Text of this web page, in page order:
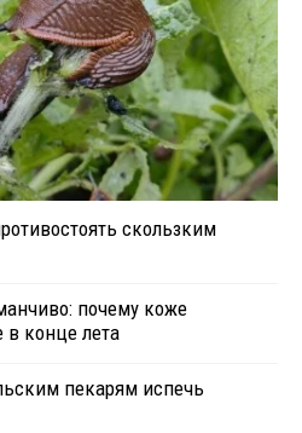
скользким
почему коже
в конце лета
пекарям испечь